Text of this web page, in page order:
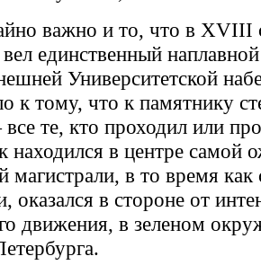
важно и то, что в XVIII
единственный
Университетской
к тому, что к памятнику
те, кто проходил или
находился в центре самой
магистрали, в то время как
оказался в стороне от
движения, в зеленом